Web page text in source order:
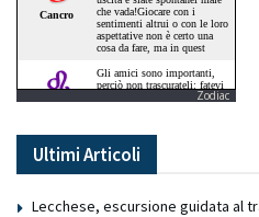
Zodiac
Ultimi Articoli
Lecchese, escursione guidata al